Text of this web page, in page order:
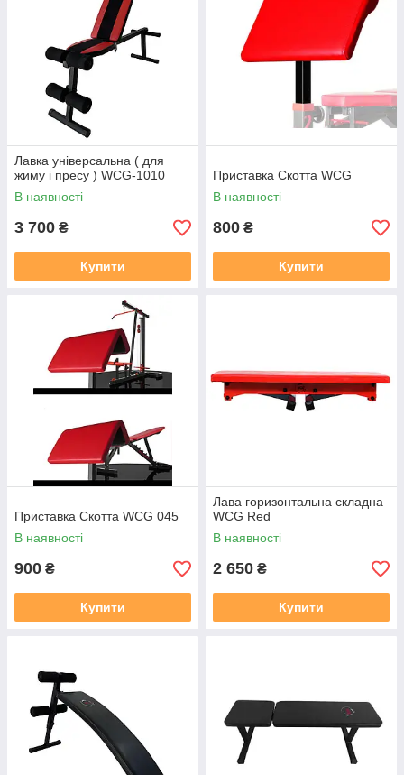
Лавка універсальна ( для
жиму і пресу ) WCG-1010
В наявності
3 700 ₴
Купити
Приставка Скотта WCG
В наявності
800 ₴
Купити
Приставка Скотта WCG 045
В наявності
900 ₴
Купити
Лава горизонтальна складна
WCG Red
В наявності
2 650 ₴
Купити